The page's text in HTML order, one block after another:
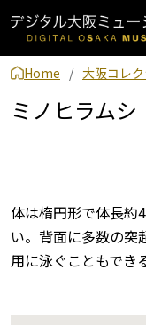
Home 大阪コレ
ミノヒラムシ
体は楕円形で体長約
い。背面に多数の突
用に泳ぐこともでき